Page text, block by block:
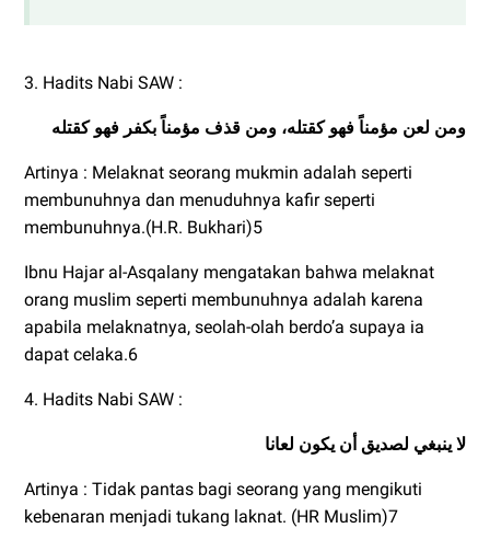
3. Hadits Nabi SAW :
ومن لعن مؤمناً فهو كقتله، ومن قذف مؤمناً بكفر فهو كقتله
Artinya : Melaknat seorang mukmin adalah seperti
membunuhnya dan menuduhnya kafir seperti
membunuhnya.(H.R. Bukhari)5
Ibnu Hajar al-Asqalany mengatakan bahwa melaknat
orang muslim seperti membunuhnya adalah karena
apabila melaknatnya, seolah-olah berdo’a supaya ia
dapat celaka.6
4. Hadits Nabi SAW :
لا ينبغي لصديق أن يكون لعانا
Artinya : Tidak pantas bagi seorang yang mengikuti
kebenaran menjadi tukang laknat. (HR Muslim)7